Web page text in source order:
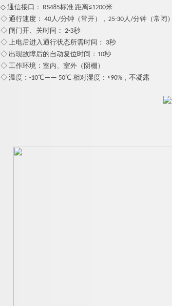
◇ 通信接口： RS485标准 距离≤1200米
◇ 通行速度： 40人/分钟（常开），25-30人/分钟（常闭）
◇ 闸门开、关时间： 2-3秒
◇ 上电后进入通行状态所需时间： 3秒
◇ 出现故障后的自动复位时间：10秒
◇ 工作环境：室内、室外（阴棚）
◇ 温度：-10℃—— 50℃ 相对湿度：≤90%，不凝露